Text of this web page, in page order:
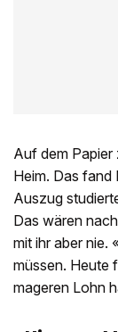
Auf dem Papier
Heim. Das fand
Auszug
Das wären
mit ihr aber nie.
müssen. Heute
mageren Lohn